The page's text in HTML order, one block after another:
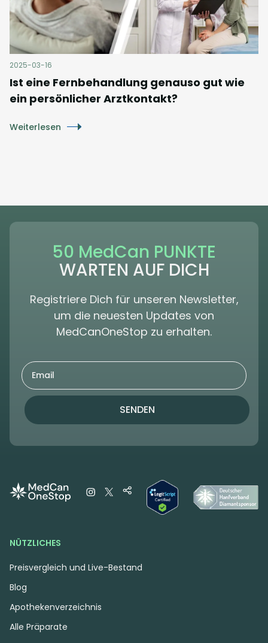
2025-03-16
Ist eine Fernbehandlung genauso gut wie
ein persönlicher Arztkontakt?
Weiterlesen
50 MedCan PUNKTE
WARTEN AUF DICH
Registriere Dich für unseren Newsletter,
um die neuesten Updates von
MedCanOneStop zu erhalten.
SENDEN
NÜTZLICHES
Preisvergleich und Live-Bestand
Blog
Apothekenverzeichnis
Alle Präparate